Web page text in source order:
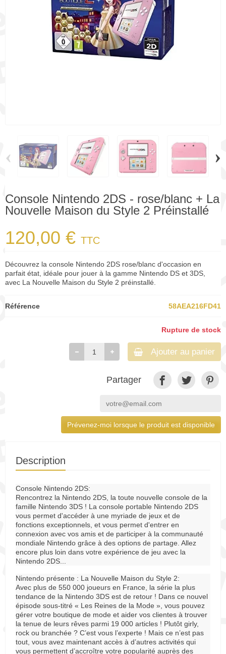
‹ ›
Console Nintendo 2DS - rose/blanc + La
Nouvelle Maison du Style 2 Préinstallé
120,00 € TTC
Découvrez la console Nintendo 2DS rose/blanc d'occasion en
parfait état, idéale pour jouer à la gamme Nintendo DS et 3DS,
avec La Nouvelle Maison du Style 2 préinstallé.
Référence 58AEA216FD41
Rupture de stock
Ajouter au panier
Partager
Prévenez-moi lorsque le produit est disponible
Description
Console Nintendo 2DS:
Rencontrez la Nintendo 2DS, la toute nouvelle console de la
famille Nintendo 3DS ! La console portable Nintendo 2DS
vous permet d'accéder à une myriade de jeux et de
fonctions exceptionnels, et vous permet d'entrer en
connexion avec vos amis et de participer à la communauté
mondiale Nintendo grâce à des options de partage. Allez
encore plus loin dans votre expérience de jeu avec la
Nintendo 2DS...
Nintendo présente : La Nouvelle Maison du Style 2:
Avec plus de 550 000 joueurs en France, la série la plus
tendance de la Nintendo 3DS est de retour ! Dans ce nouvel
épisode sous-titré « Les Reines de la Mode », vous pouvez
gérer votre boutique de mode et aider vos clientes à trouver
la tenue de leurs rêves parmi 19 000 articles ! Plutôt girly,
rock ou branchée ? C’est vous l’experte ! Mais ce n’est pas
tout, vous avez maintenant accès à d’autres activités qui
vous permettent d’accroître votre popularité auprès des